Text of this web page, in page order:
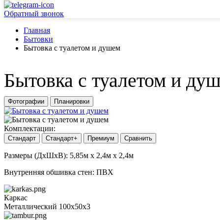
Обратный звонок
Главная
Бытовки
Бытовка с туалетом и душем
Бытовка с туалетом и
Фотографии Планировки
Комплектации:
Стандарт Стандарт+ Премиум Сравнить
Размеры (ДхШхВ): 5,85м х 2,4м х 2,4м
Внутренняя обшивка стен: ПВХ
Каркас
Металлический 100х50х3